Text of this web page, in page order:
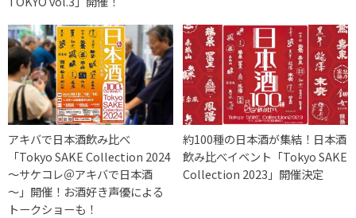
アキバで日本酒飲み比べ
「Tokyo SAKE Collection 2024
～サケコレ＠アキバで日本酒
～」開催！お酒好き声優による
トークショーも！
約100種の日本酒が集結！日本酒
飲み比べイベント「Tokyo SAKE
Collection 2023」開催決定